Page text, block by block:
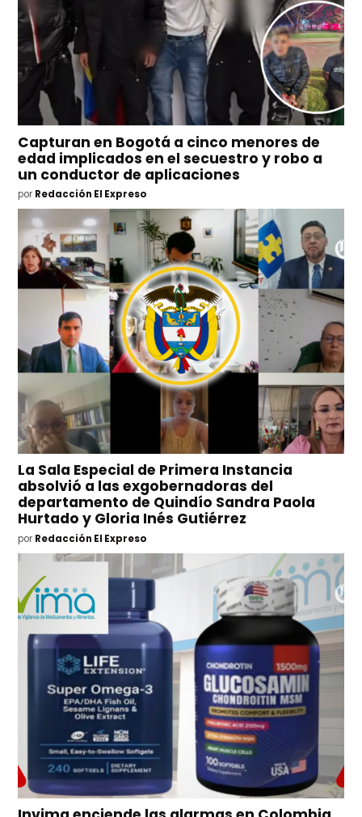
Capturan en Bogotá a cinco menores de
edad implicados en el secuestro y robo a
un conductor de aplicaciones
por Redacción El Expreso
La Sala Especial de Primera Instancia
absolvió a las exgobernadoras del
departamento de Quindío Sandra Paola
Hurtado y Gloria Inés Gutiérrez
por Redacción El Expreso